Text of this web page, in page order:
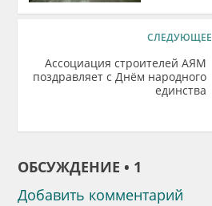
СЛЕДУЮЩЕЕ
Ассоциация строителей АЯМ
поздравляет с Днём народного
единства
ОБСУЖДЕНИЕ • 1
Добавить комментарий